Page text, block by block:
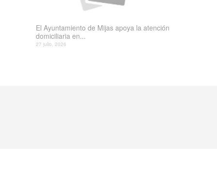
El Ayuntamiento de Mijas apoya la atención
domiciliaria en...
27 julio, 2026